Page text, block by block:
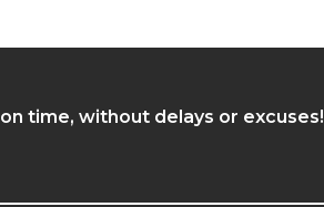
time, without delays or excuses!